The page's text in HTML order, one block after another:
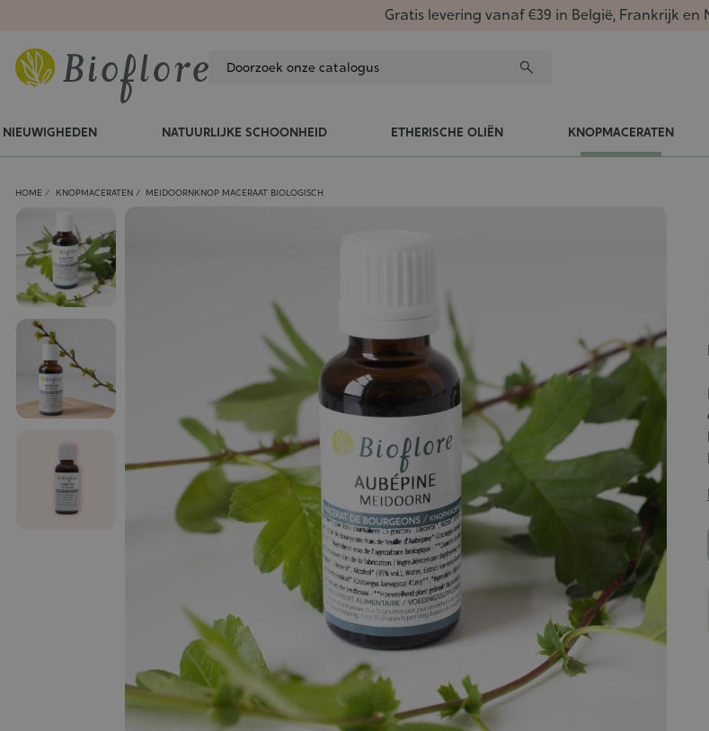
Gratis levering vanaf €39 in België, Frankrijk en
NIEUWIGHEDEN NATUURLIJKE SCHOONHEID ETHERISCHE OLIËN KNOPMACERATEN
HOME KNOPMACERATEN MEIDOORNKNOP MACERAAT BIOLOGISCH